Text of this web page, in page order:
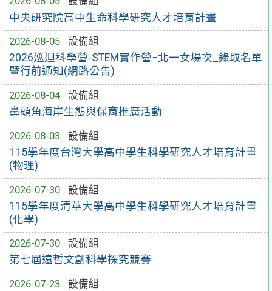
中央研究院高中生命科學研究人才培育計畫
2026-08-05
設備組
2026巡迴科學營-STEM實作營−北一女場次_錄取名單
暨行前通知(網路公告)
2026-08-04
設備組
鼻頭角海岸生態與保育推廣活動
2026-08-03
設備組
115學年度台灣大學高中學生科學研究人才培育計畫
(物理)
2026-07-30
設備組
115學年度清華大學高中學生科學研究人才培育計畫
(化學)
2026-07-30
設備組
第七屆遠哲文創科學探究競賽
2026-07-23
設備組